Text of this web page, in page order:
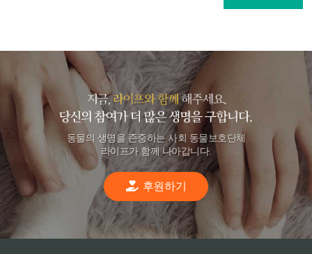
동물의 생명을 존중하는 사회 동물보호단체
라이프가 함께 나아갑니다.
후원하기